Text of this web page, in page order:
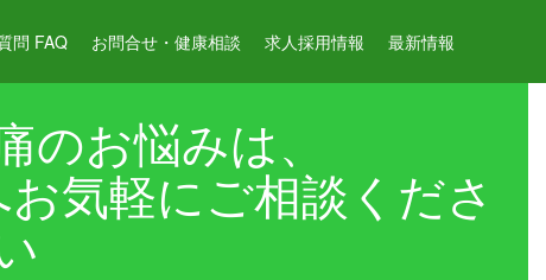
問 FAQ お問合せ・健康相談 求人採用情報 最新情報
のお悩みは、
気軽にご相談くださ